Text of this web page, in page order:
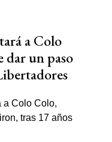
a Colo
dar un paso